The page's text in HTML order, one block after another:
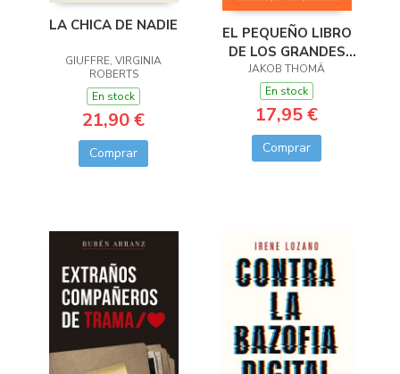
LA CHICA DE NADIE
GIUFFRE, VIRGINIA
ROBERTS
En stock
21,90 €
Comprar
EL PEQUEÑO LIBRO
DE LOS GRANDES
RIESGOS
JAKOB THOMÄ
En stock
17,95 €
Comprar